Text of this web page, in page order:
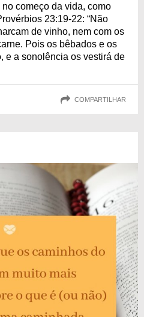
começo da vida, como
23:19-22: “Não
de vinho, nem com os
Pois os bêbados e os
e a sonolência os vestirá de
COMPARTILHAR